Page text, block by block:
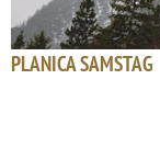
PLANICA SAMSTAG